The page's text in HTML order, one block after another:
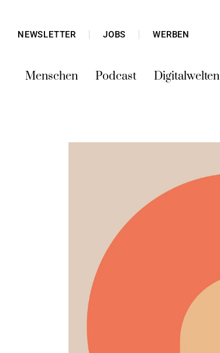
NEWSLETTER JOBS WERBEN
Menschen Podcast Digitalwelten